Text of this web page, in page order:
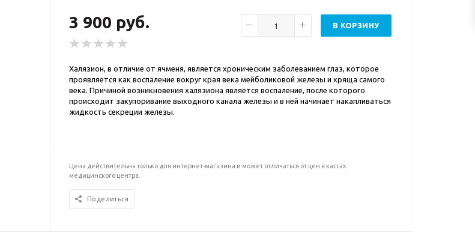
3 900 руб. В КОРЗИНУ
Халязион, в отличие от ячменя, является хроническим заболеванием глаз, которое
проявляется как воспаление вокруг края века мейболиковой железы и хряща самого
века. Причиной возникновения халязиона является воспаление, после которого
происходит закупоривание выходного канала железы и в ней начинает накапливаться
жидкость секреции железы.
Цена действительна только для интернет-магазина и может отличаться от цен в кассах
медицинского центра.
Поделиться